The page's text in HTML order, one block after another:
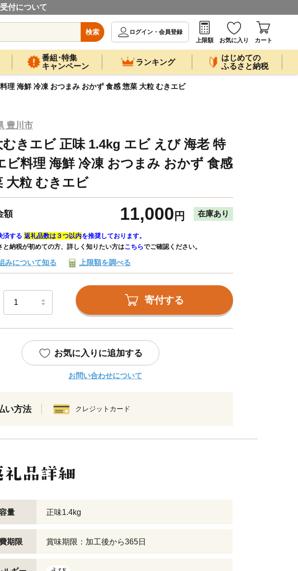
付について
検索
ログイン・会員登録
上限額
お気に入り カート
番組･特集
キャンペーン
ランキング
はじめての
ふるさと納税
理 海鮮 冷凍 おつまみ おかず 食感 惣菜 大粒 むきエビ
豊川市
むきエビ 正味 1.4kg エビ えび 海老 特
ビ料理 海鮮 冷凍 おつまみ おかず 食感
大粒 むきエビ
額 11,000 円 在庫あり
済する 返礼品数は３つ以内を推奨しております。
と納税が初めての方、詳しく知りたい方はこちらでご確認ください。
みについて知る 上限額を調べる
寄付する
お気に入りに追加する
お問い合わせについて
い方法 クレジットカード
量 正味1.4kg
期限 賞味期限：加工後から365日